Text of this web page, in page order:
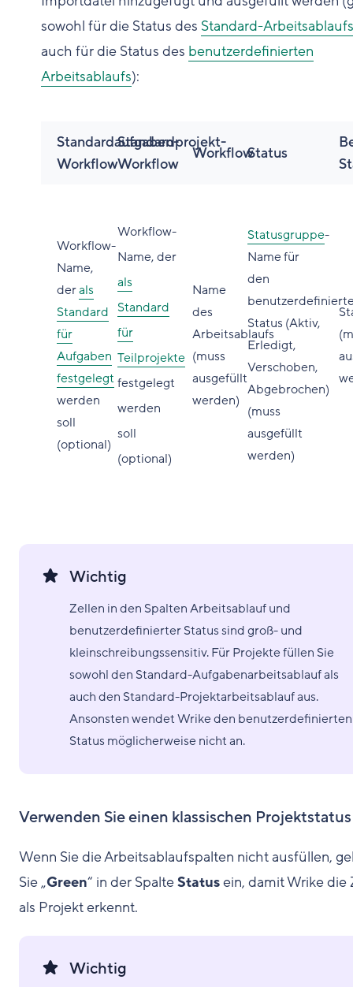
sowohl für die Status des Standard-Arbeitsablaufs
auch für die Status des benutzerdefinierten
Arbeitsablaufs):
Standardaufgaben-
Workflow
Standardprojekt-
Workflow
WorkflowStatus
Workflow-
Name,
derals
Standard
für
Aufgaben
festgelegt
werden
soll
(optional)
Workflow-
Name, der
als
Standard
für
Teilprojekte
festgelegt
werden
soll
(optional)
Name
des
Arbeitsablaufs
(muss
ausgefüllt
werden)
Statusgruppe-
Name für
den
Status (Aktiv,
Erledigt,
Verschoben,
Abgebrochen)
(muss
ausgefüllt
werden)
Wichtig
Zellen in den Spalten Arbeitsablauf und
benutzerdefinierter Status sind groß- und
kleinschreibungssensitiv. Für Projekte füllen Sie
sowohl den Standard-Aufgabenarbeitsablauf als
auch den Standard-Projektarbeitsablauf aus.
Ansonsten wendet Wrike den benutzerdefinierten
Status möglicherweise nicht an.
Verwenden Sie einen klassischen Projektstatus
Wenn Sie die Arbeitsablaufspalten nicht ausfüllen,
Sie „Green“ in der SpalteStatusein, damit Wrike die
als Projekt erkennt.
Wichtig